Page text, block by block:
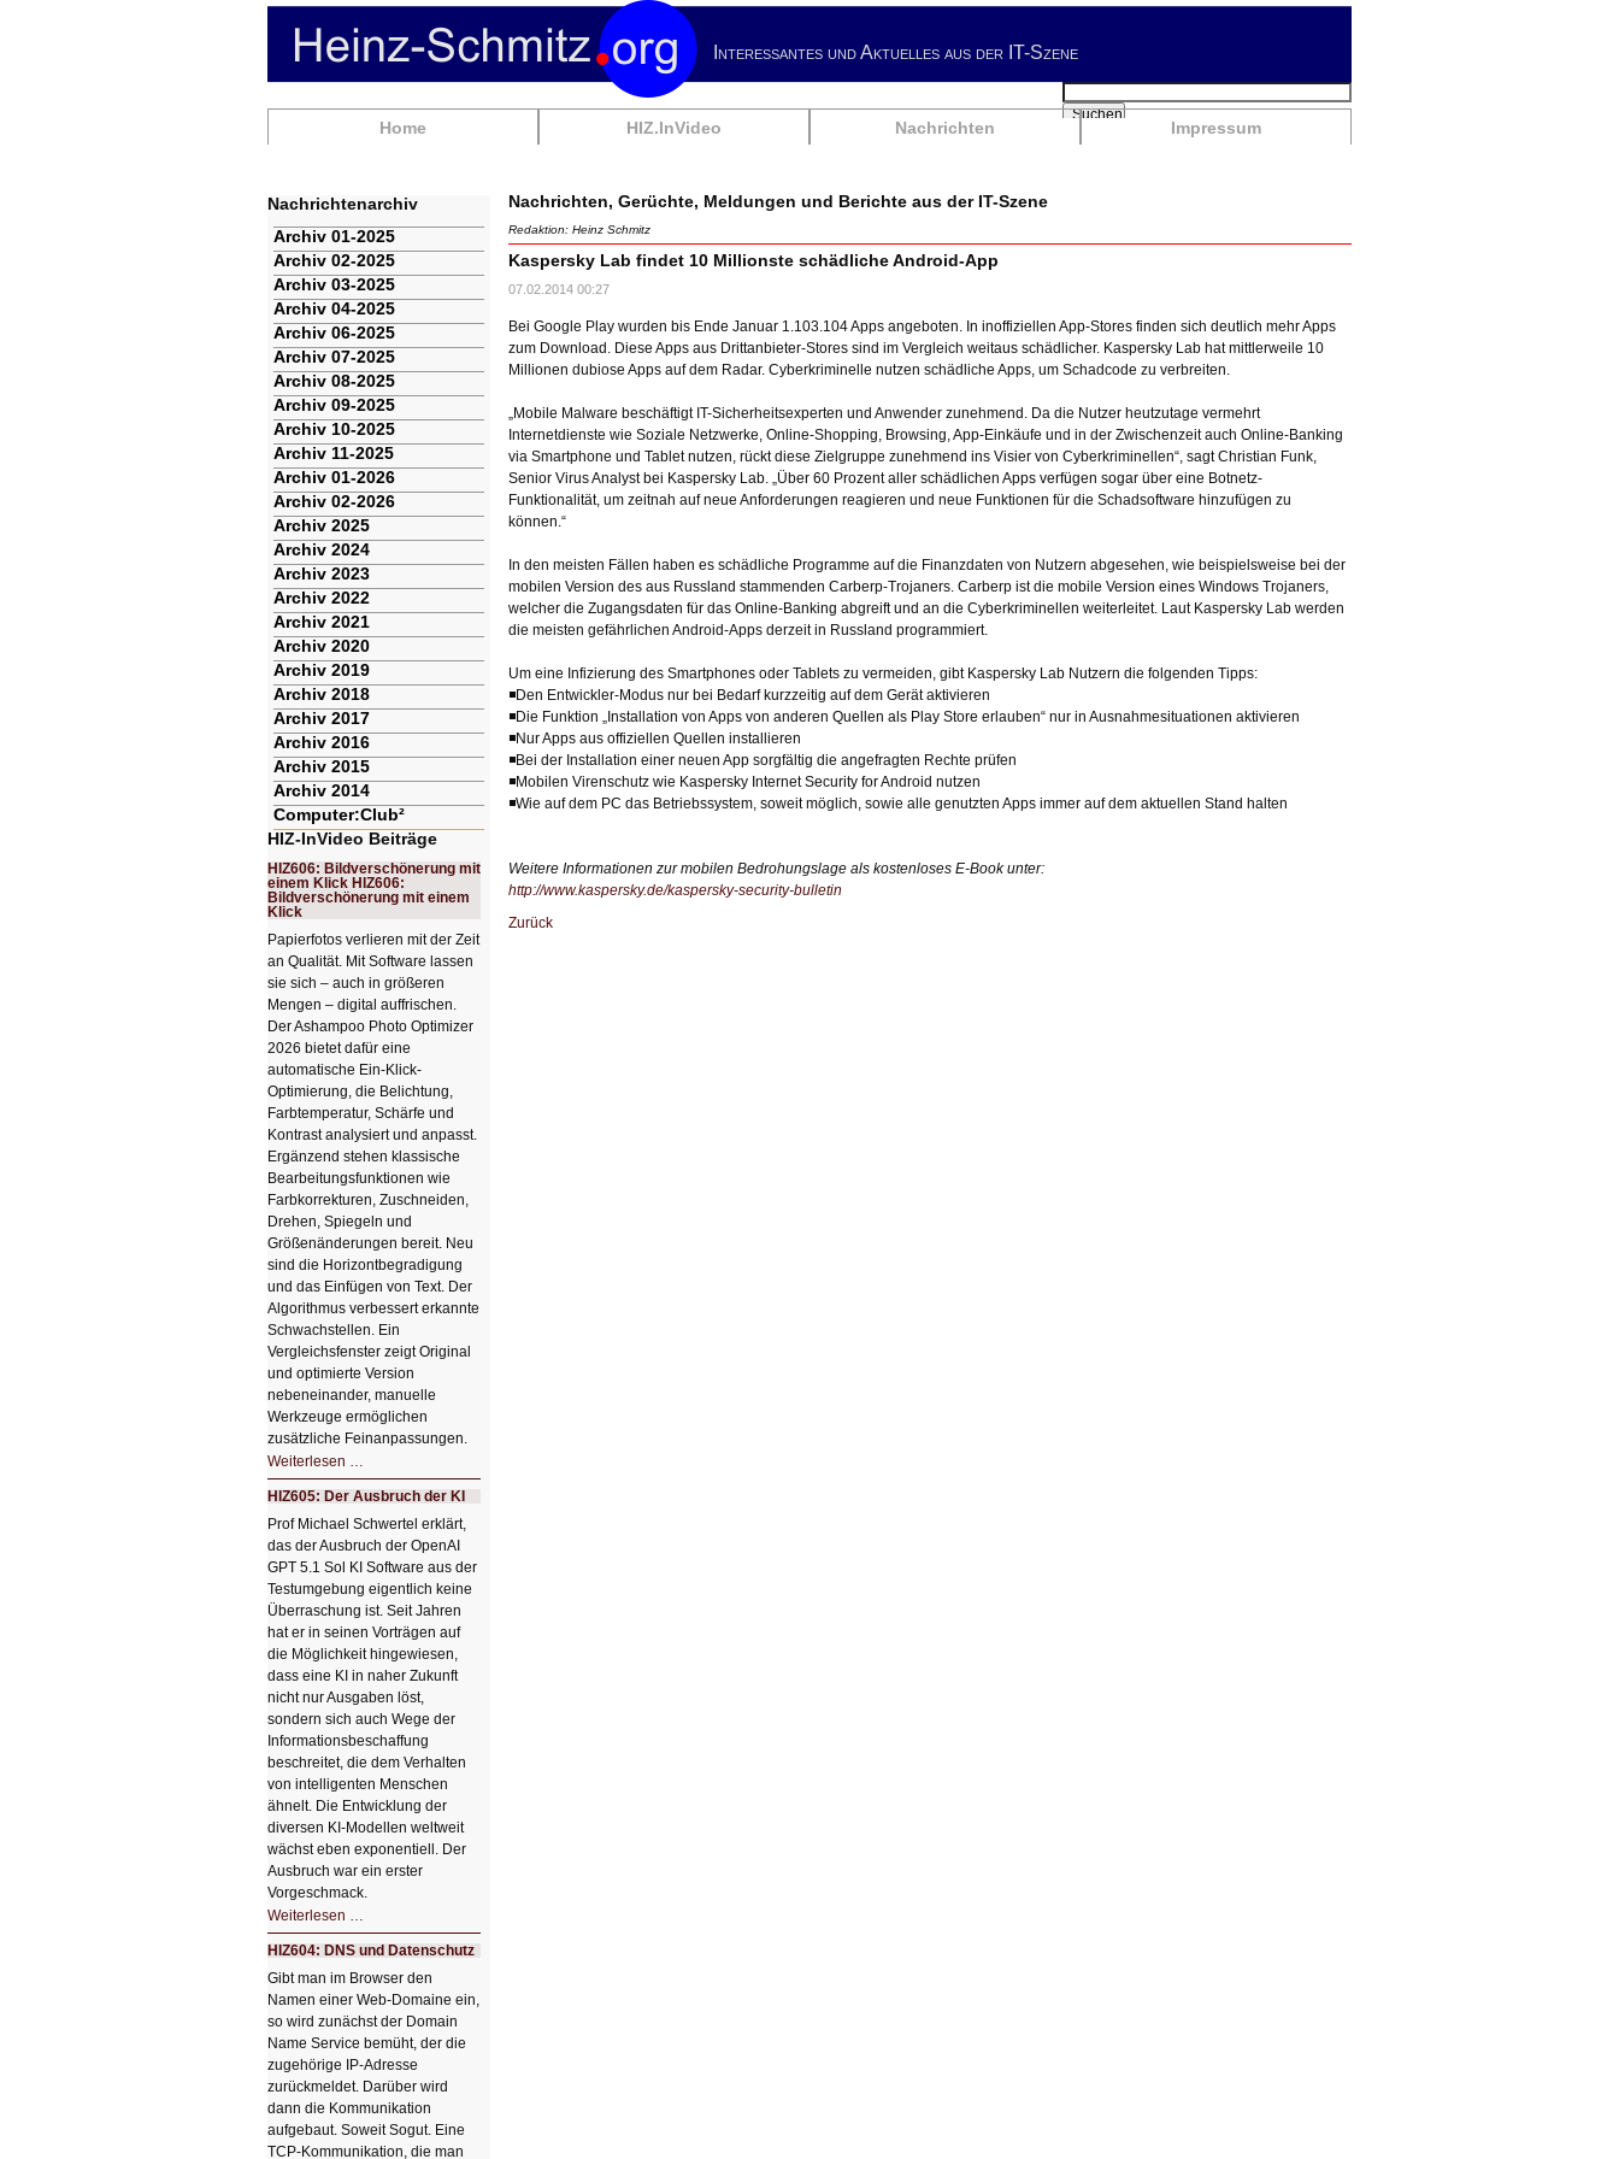
Interessantes und Aktuelles aus der IT-Szene
Navigation
Home HIZ.InVideo Nachrichten Impressum
Suchbegriffe
Suchen
Nachrichten, Gerüchte, Meldungen und Berichte aus der IT-Szene
Redaktion: Heinz Schmitz
Kaspersky Lab findet 10 Millionste schädliche Android-App
07.02.2014 00:27
Bei Google Play wurden bis Ende Januar 1.103.104 Apps angeboten. In inoffiziellen App-Stores finden sich deutlich mehr Apps
zum Download. Diese Apps aus Drittanbieter-Stores sind im Vergleich weitaus schädlicher. Kaspersky Lab hat mittlerweile 10
Millionen dubiose Apps auf dem Radar. Cyberkriminelle nutzen schädliche Apps, um Schadcode zu verbreiten.
„Mobile Malware beschäftigt IT-Sicherheitsexperten und Anwender zunehmend. Da die Nutzer heutzutage vermehrt
Internetdienste wie Soziale Netzwerke, Online-Shopping, Browsing, App-Einkäufe und in der Zwischenzeit auch Online-Banking
via Smartphone und Tablet nutzen, rückt diese Zielgruppe zunehmend ins Visier von Cyberkriminellen“, sagt Christian Funk,
Senior Virus Analyst bei Kaspersky Lab. „Über 60 Prozent aller schädlichen Apps verfügen sogar über eine Botnetz-
Funktionalität, um zeitnah auf neue Anforderungen reagieren und neue Funktionen für die Schadsoftware hinzufügen zu
können.“
In den meisten Fällen haben es schädliche Programme auf die Finanzdaten von Nutzern abgesehen, wie beispielsweise bei der
mobilen Version des aus Russland stammenden Carberp-Trojaners. Carberp ist die mobile Version eines Windows Trojaners,
welcher die Zugangsdaten für das Online-Banking abgreift und an die Cyberkriminellen weiterleitet. Laut Kaspersky Lab werden
die meisten gefährlichen Android-Apps derzeit in Russland programmiert.
Um eine Infizierung des Smartphones oder Tablets zu vermeiden, gibt Kaspersky Lab Nutzern die folgenden Tipps:
◾Den Entwickler-Modus nur bei Bedarf kurzzeitig auf dem Gerät aktivieren
◾Die Funktion „Installation von Apps von anderen Quellen als Play Store erlauben“ nur in Ausnahmesituationen aktivieren
◾Nur Apps aus offiziellen Quellen installieren
◾Bei der Installation einer neuen App sorgfältig die angefragten Rechte prüfen
◾Mobilen Virenschutz wie Kaspersky Internet Security for Android nutzen
◾Wie auf dem PC das Betriebssystem, soweit möglich, sowie alle genutzten Apps immer auf dem aktuellen Stand halten
Weitere Informationen zur mobilen Bedrohungslage als kostenloses E-Book unter:
http://www.kaspersky.de/kaspersky-security-bulletin
Zurück
Nachrichtenarchiv
Navigation
überspringen
Archiv 01-2025
Archiv 02-2025
Archiv 03-2025
Archiv 04-2025
Archiv 06-2025
Archiv 07-2025
Archiv 08-2025
Archiv 09-2025
Archiv 10-2025
Archiv 11-2025
Archiv 01-2026
Archiv 02-2026
Archiv 2025
Archiv 2024
Archiv 2023
Archiv 2022
Archiv 2021
Archiv 2020
Archiv 2019
Archiv 2018
Archiv 2017
Archiv 2016
Archiv 2015
Archiv 2014
Computer:Club²
HIZ-InVideo Beiträge
HIZ606: Bildverschönerung mit
einem Klick HIZ606:
Bildverschönerung mit einem
Klick
Papierfotos verlieren mit der Zeit
an Qualität. Mit Software lassen
sie sich – auch in größeren
Mengen – digital auffrischen.
Der Ashampoo Photo Optimizer
2026 bietet dafür eine
automatische Ein-Klick-
Optimierung, die Belichtung,
Farbtemperatur, Schärfe und
Kontrast analysiert und anpasst.
Ergänzend stehen klassische
Bearbeitungsfunktionen wie
Farbkorrekturen, Zuschneiden,
Drehen, Spiegeln und
Größenänderungen bereit. Neu
sind die Horizontbegradigung
und das Einfügen von Text. Der
Algorithmus verbessert erkannte
Schwachstellen. Ein
Vergleichsfenster zeigt Original
und optimierte Version
nebeneinander, manuelle
Werkzeuge ermöglichen
zusätzliche Feinanpassungen.
Weiterlesen …
Bildverschönerung
mit
einem
Klick
HIZ606:
Bildverschönerung
mit
einem
Klick
HIZ605: Der Ausbruch der KI
Prof Michael Schwertel erklärt,
das der Ausbruch der OpenAI
GPT 5.1 Sol KI Software aus der
Testumgebung eigentlich keine
Überraschung ist. Seit Jahren
hat er in seinen Vorträgen auf
die Möglichkeit hingewiesen,
dass eine KI in naher Zukunft
nicht nur Ausgaben löst,
sondern sich auch Wege der
Informationsbeschaffung
beschreitet, die dem Verhalten
von intelligenten Menschen
ähnelt. Die Entwicklung der
diversen KI-Modellen weltweit
wächst eben exponentiell. Der
Ausbruch war ein erster
Vorgeschmack.
Weiterlesen …
Der
Ausbruch
der
KI
HIZ604: DNS und Datenschutz
Gibt man im Browser den
Namen einer Web-Domaine ein,
so wird zunächst der Domain
Name Service bemüht, der die
zugehörige IP-Adresse
zurückmeldet. Darüber wird
dann die Kommunikation
aufgebaut. Soweit Sogut. Eine
TCP-Kommunikation, die man